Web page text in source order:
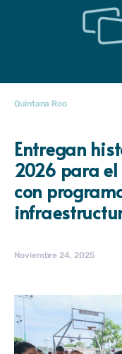
Quintana Roo
Entregan
2026 para
con
Noviembre 24, 2025